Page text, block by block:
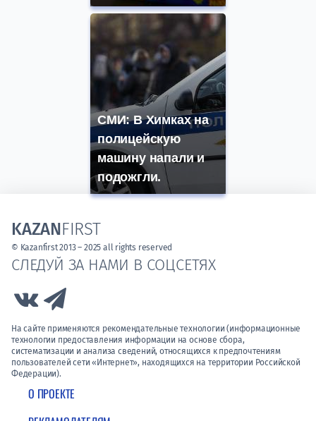
СМИ: В Химках на
полицейскую
машину напали и
подожгли.
О ПРОЕКТЕ
СЛЕДУЙ ЗА НАМИ В СОЦСЕТЯХ
Link to Vk
На сайте применяются рекомендательные технологии (информационные
технологии предоставления информации на основе сбора,
систематизации и анализа сведений, относящихся к предпочтениям
пользователей сети «Интернет», находящихся на территории Российской
Федерации).
KAZANFIRST
© Kazanfirst 2013 – 2025 all rights reserved